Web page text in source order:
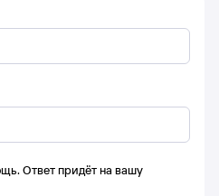
Ответ придёт на вашу